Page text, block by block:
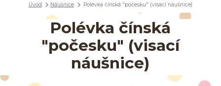
Úvod Náušnice Polévka čínská "počesku" (visací náušnice)
Polévka čínská
"počesku" (visací
náušnice)